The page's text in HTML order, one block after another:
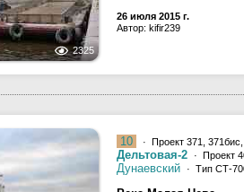
2325
26 июля 2015 г.
Автор: kifir239
10 · Проект 371,
Дельтовая-2 · Проект
Дунаевский · Тип СТ-